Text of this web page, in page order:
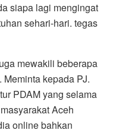
siapa lagi mengingat
sehari-hari. tegas
mewakili beberapa
kepada PJ.
PDAM yang selama
Aceh
online bahkan